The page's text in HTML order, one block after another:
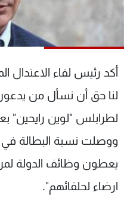
أكد رئيس لقاء الاعتدال
لنا حق أن نسأل من يدعون
لطرابلس "لوين رايحين"
ووصلت نسبة البطالة في
يعطون وظائف الدولة
ارضاء لحلفائهم".
البرامج
جدول البرامج
شاهد البرامج
الترددات
عن MTV
لاعلاناتكم